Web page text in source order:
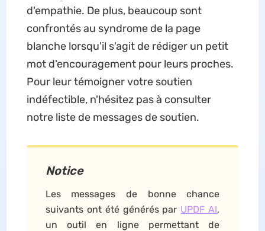
d'empathie. De plus, beaucoup sont
confrontés au syndrome de la page
blanche lorsqu'il s'agit de rédiger un petit
mot d'encouragement pour leurs proches.
Pour leur témoigner votre soutien
indéfectible, n'hésitez pas à consulter
notre liste de messages de soutien.
Notice
Les messages de bonne chance
suivants ont été générés par UPDF AI,
un outil en ligne permettant de